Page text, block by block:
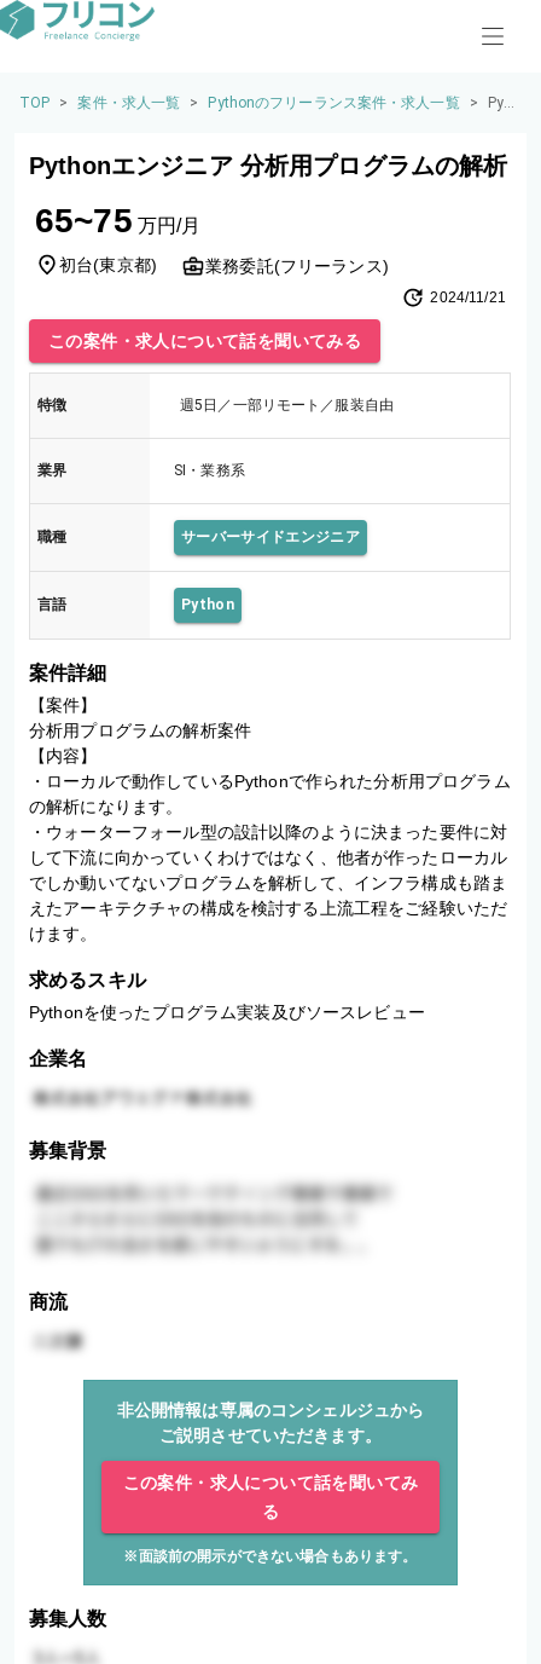
TOP > 案件・求人一覧 > Pythonのフリーランス案件・求人一覧 >
Pyt
ジニ
の解
Pythonエンジニア 分析用プログラムの解析
65~75 万円/月
初台(東京都) 業務委託(フリーランス)
2024/11/21
この案件・求人について話を聞いてみる
特徴 週5日／一部リモート／服装自由
業界 SI・業務系
職種 サーバーサイドエンジニア
言語 Python
案件詳細
【案件】
分析用プログラムの解析案件
【内容】
・ローカルで動作しているPythonで作られた分析用プログラム
の解析になります。
・ウォーターフォール型の設計以降のように決まった要件に対
して下流に向かっていくわけではなく、他者が作ったローカル
でしか動いてないプログラムを解析して、インフラ構成も踏ま
えたアーキテクチャの構成を検討する上流工程をご経験いただ
けます。
求めるスキル
Pythonを使ったプログラム実装及びソースレビュー
企業名
募集背景
商流
非公開情報は専属のコンシェルジュから
ご説明させていただきます。
この案件・求人について話を聞いてみ
る
※面談前の開示ができない場合もあります。
募集人数